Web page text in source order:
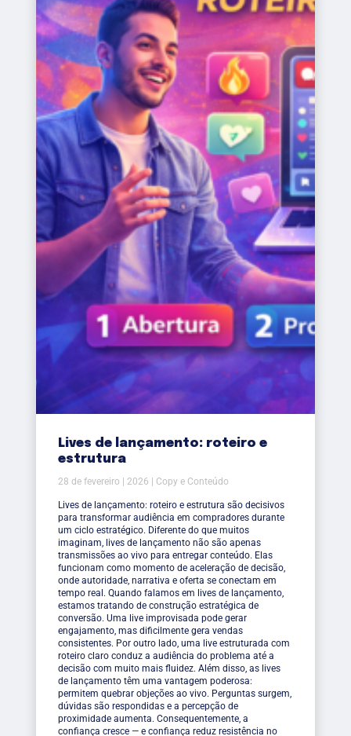
Lives de lançamento: roteiro e
estrutura
28 de fevereiro | 2026 | Copy e Conteúdo
Lives de lançamento: roteiro e estrutura são decisivos
para transformar audiência em compradores durante
um ciclo estratégico. Diferente do que muitos
imaginam, lives de lançamento não são apenas
transmissões ao vivo para entregar conteúdo. Elas
funcionam como momento de aceleração de decisão,
onde autoridade, narrativa e oferta se conectam em
tempo real. Quando falamos em lives de lançamento,
estamos tratando de construção estratégica de
conversão. Uma live improvisada pode gerar
engajamento, mas dificilmente gera vendas
consistentes. Por outro lado, uma live estruturada com
roteiro claro conduz a audiência do problema até a
decisão com muito mais fluidez. Além disso, as lives
de lançamento têm uma vantagem poderosa:
permitem quebrar objeções ao vivo. Perguntas surgem,
dúvidas são respondidas e a percepção de
proximidade aumenta. Consequentemente, a
confiança cresce — e confiança reduz resistência no